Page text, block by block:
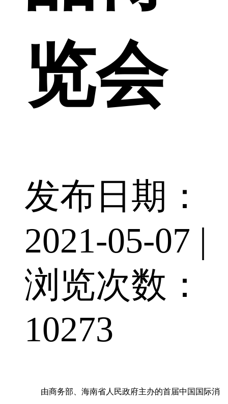
览会
发布日期：
2021-05-07 |
浏览次数：
10273
由商务部、海南省人民政府主办的首届中国国际消